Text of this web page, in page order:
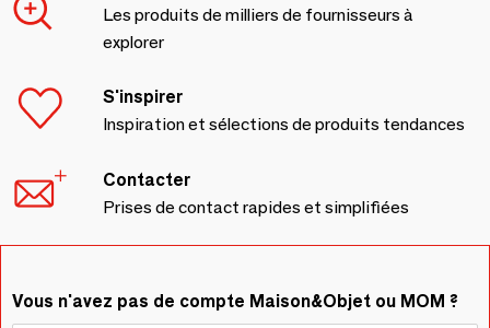
Les produits de milliers de fournisseurs à
explorer
S'inspirer
Inspiration et sélections de produits tendances
Contacter
Prises de contact rapides et simplifiées
Vous n'avez pas de compte Maison&Objet ou MOM ?